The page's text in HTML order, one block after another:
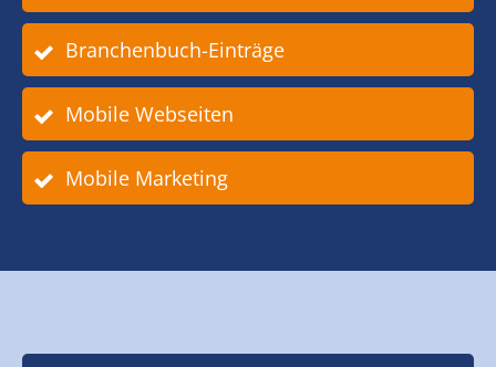
Branchenbuch-Einträge
Mobile Webseiten
Mobile Marketing